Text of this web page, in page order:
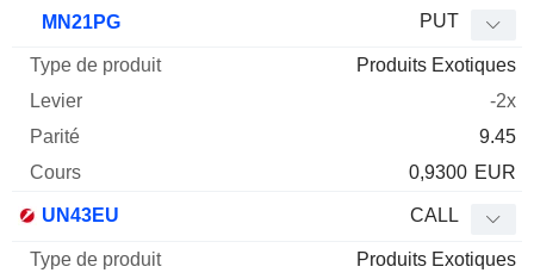
MN21PG PUT
Produits Exotiques
-2x
9.45
0,9300 EUR
UN43EU CALL
Produits Exotiques